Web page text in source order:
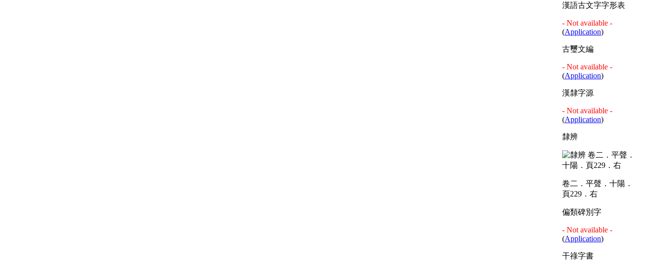
漢語古文字字形表
- Not available -
(Application)
古璽文編
- Not available -
(Application)
漢隸字源
- Not available -
(Application)
隸辨
卷二．平聲．十陽．
頁229．右
偏類碑別字
- Not available -
(Application)
干祿字書